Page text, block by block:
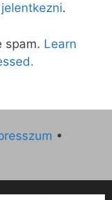
.
spam. Learn
•